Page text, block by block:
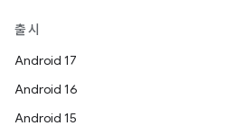
출시
Android 17
Android 16
Android 15